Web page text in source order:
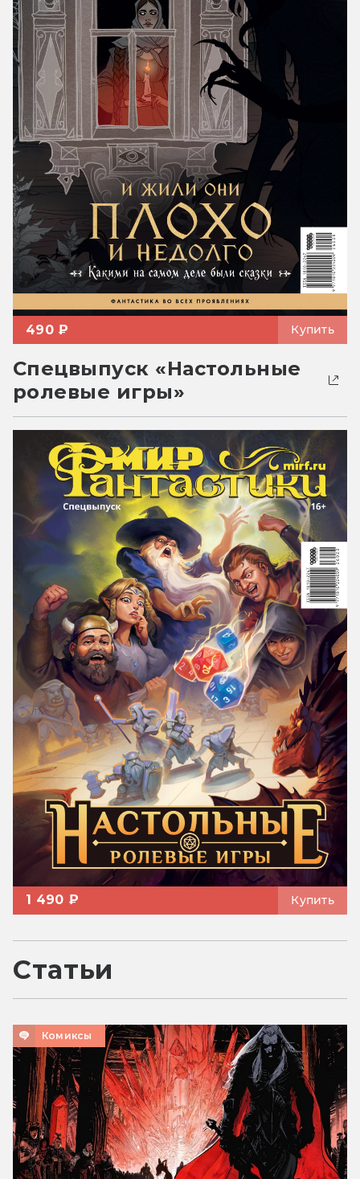
490 ₽ Купить
Спецвыпуск «Настольные
ролевые игры»
1 490 ₽ Купить
Статьи
Комиксы